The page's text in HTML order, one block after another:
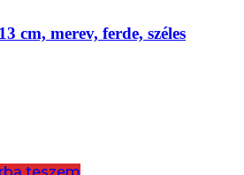
cm, merev, ferde, széles